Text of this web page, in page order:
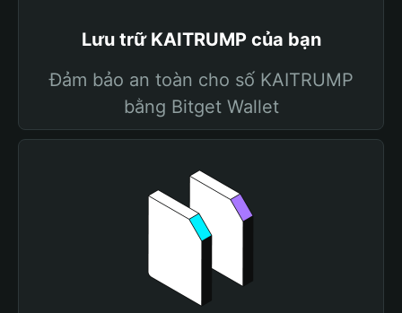
Lưu trữ KAITRUMP của bạn
Đảm bảo an toàn cho số KAITRUMP
bằng Bitget Wallet